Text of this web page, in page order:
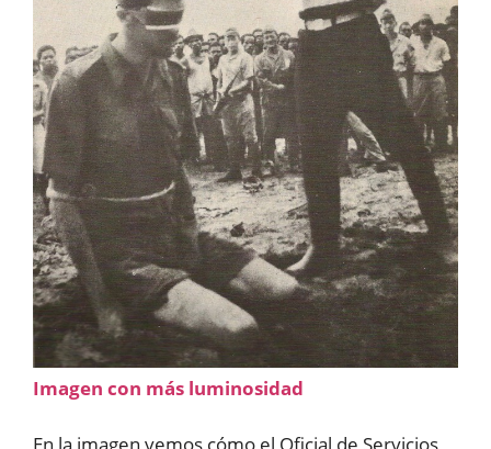
Imagen con más luminosidad
En la imagen vemos cómo el Oficial de Servicios